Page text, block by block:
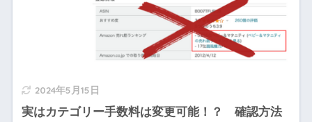
2024年5月15日
実はカテゴリー手数料は変更可能！？ 確認方法